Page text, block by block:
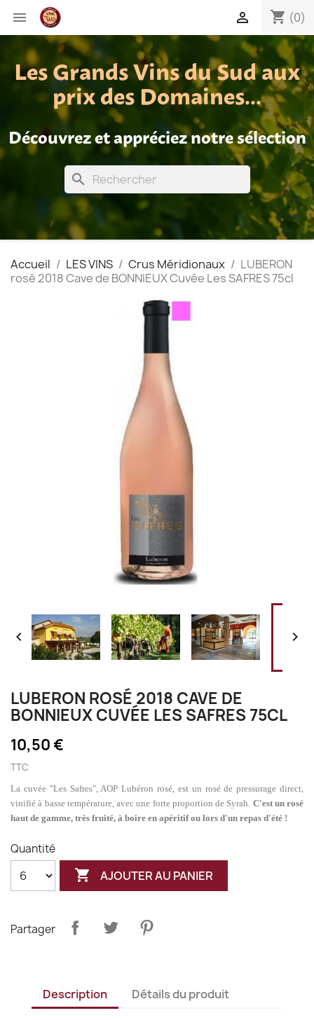
 shopping_cart (0)

Les Grands Vins du Sud aux
prix des Domaines...
Découvrez et appréciez notre sélection
search
Accueil LES VINS Crus Méridionaux
LUBERON
rosé 2018 Cave de BONNIEUX Cuvée Les SAFRES 75cl
 
LUBERON ROSÉ 2018 CAVE DE
BONNIEUX CUVÉE LES SAFRES 75CL
10,50 €
TTC
La cuvée "Les Safres", AOP Lubéron rosé, est un rosé de pressurage direct,
vinifié à basse température, avec une forte proportion de Syrah. C'est un rosé
haut de gamme, très fruité, à boire en apéritif ou lors d'un repas d'été !
Quantité
 AJOUTER AU PANIER
Partager
Description Détails du produit